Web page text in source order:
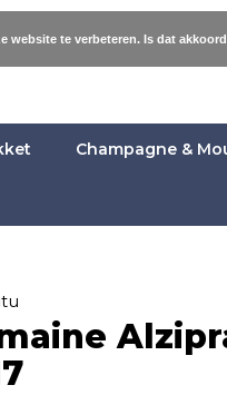
Champagne &
website te verbeteren. Is dat